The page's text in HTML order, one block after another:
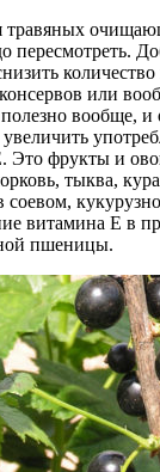
травяных
пересмотреть.
или
вообще, и
Это фрукты и
тыква,
соевом,
витамина Е в
пшеницы.